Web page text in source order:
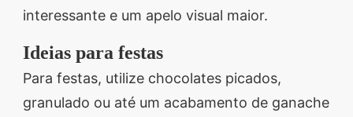
interessante e um apelo visual maior.
Ideias para festas
Para festas, utilize chocolates picados,
granulado ou até um acabamento de ganache